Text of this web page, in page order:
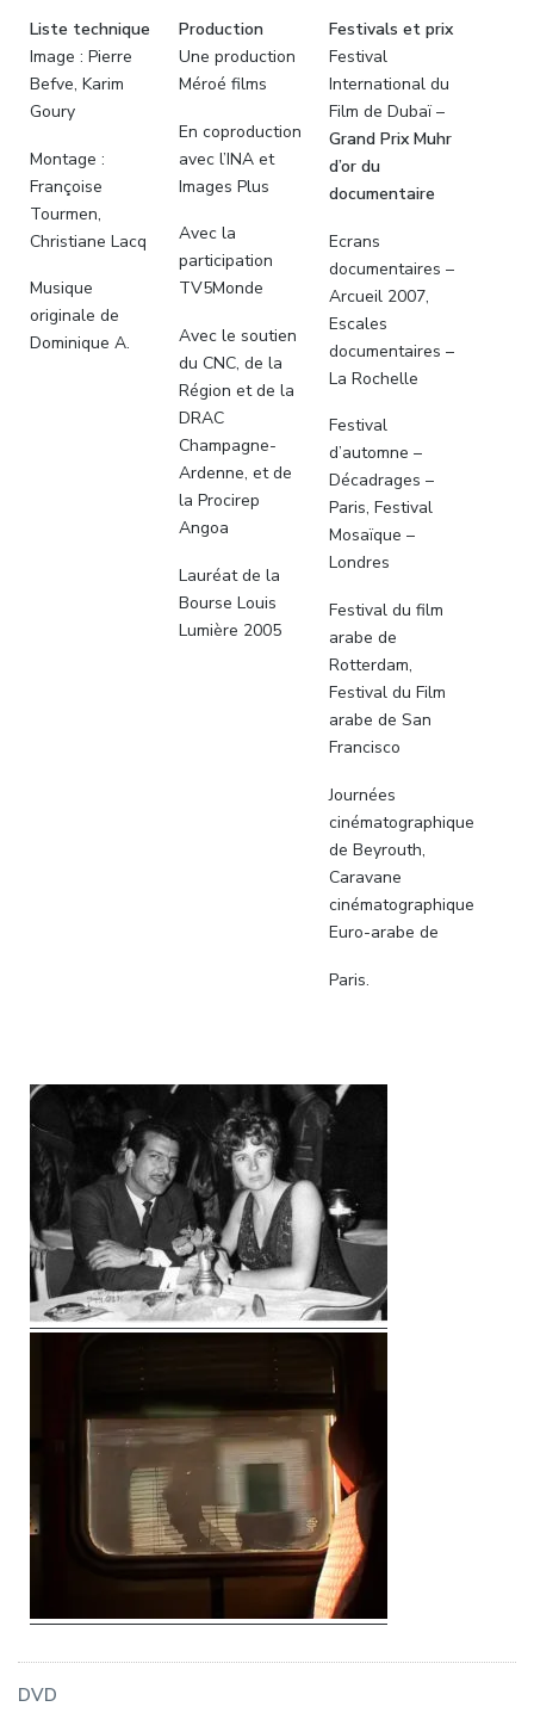
Liste technique
Image : Pierre
Befve, Karim
Goury
Montage :
Françoise
Tourmen,
Christiane Lacq
Musique
originale de
Dominique A.
Production
Une production
Méroé films
En coproduction
avec l’INA et
Images Plus
Avec la
participation
TV5Monde
Avec le soutien
du CNC, de la
Région et de la
DRAC
Champagne-
Ardenne, et de
la Procirep
Angoa
Lauréat de la
Bourse Louis
Lumière 2005
Festivals et prix
Festival
International du
Film de Dubaï –
Grand Prix Muhr
d’or du
documentaire
Ecrans
documentaires –
Arcueil 2007,
Escales
documentaires –
La Rochelle
Festival
d’automne –
Décadrages –
Paris, Festival
Mosaïque –
Londres
Festival du film
arabe de
Rotterdam,
Festival du Film
arabe de San
Francisco
Journées
cinématographique
de Beyrouth,
Caravane
cinématographique
Euro-arabe de
Paris.
DVD